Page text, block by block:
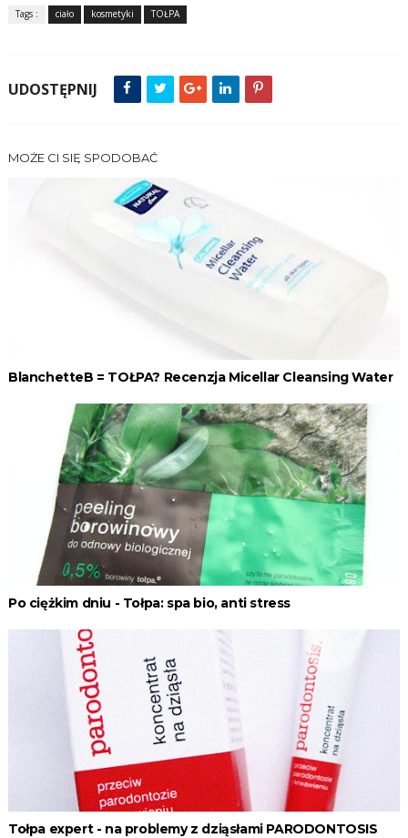
Tags : ciało kosmetyki TOŁPA
UDOSTĘPNIJ
MOŻE CI SIĘ SPODOBAĆ
BlanchetteB = TOŁPA? Recenzja Micellar Cleansing Water
Po ciężkim dniu - Tołpa: spa bio, anti stress
Tołpa expert - na problemy z dziąsłami PARODONTOSIS